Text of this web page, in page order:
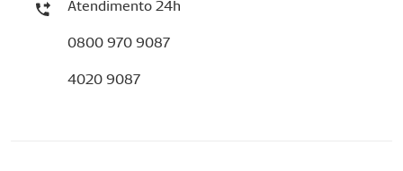
Atendimento 24h
0800 970 9087
4020 9087